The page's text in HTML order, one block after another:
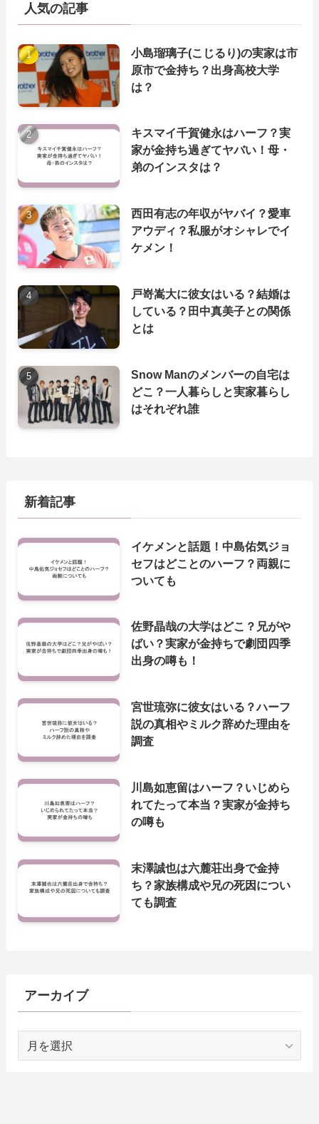
人気の記事
小島瑠璃子(こじるり)の実家は市
原市で金持ち？出身高校大学
は？
キスマイ千賀健永はハーフ？実
家が金持ち過ぎてヤバい！母・
弟のインスタは？
西田有志の年収がヤバイ？愛車
アウディ？私服がオシャレでイ
ケメン！
戸嵜嵩大に彼女はいる？結婚は
している？田中真美子との関係
とは
Snow Manのメンバーの自宅は
どこ？一人暮らしと実家暮らし
はそれぞれ誰
新着記事
イケメンと話題！中島佑気ジョ
セフはどことのハーフ？両親に
ついても
佐野晶哉の大学はどこ？兄がや
ばい？実家が金持ちで劇団四季
出身の噂も！
宮世琉弥に彼女はいる？ハーフ
説の真相やミルク辞めた理由を
調査
川島如恵留はハーフ？いじめら
れてたって本当？実家が金持ち
の噂も
末澤誠也は六麓荘出身で金持
ち？家族構成や兄の死因につい
ても調査
アーカイブ